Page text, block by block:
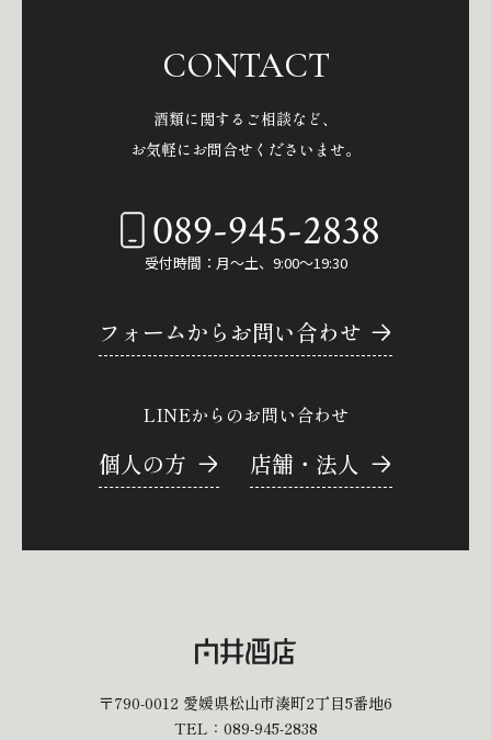
CONTACT
酒類に関するご相談など、
お気軽にお問合せくださいませ。
089-945-2838
受付時間：月～土、9:00～19:30
フォームからお問い合わせ
LINEからのお問い合わせ
個人の方 店舗・法人
〒790-0012 愛媛県松山市湊町2丁目5番地6
TEL： 089-945-2838